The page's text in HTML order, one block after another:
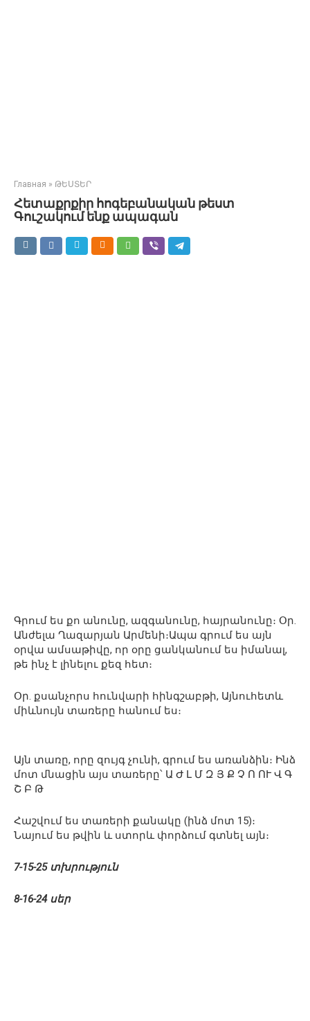
Главная » ԹԵՍՏԵՐ
Հետաքրքիր հոգեբանական թեստ
Գուշակում ենք ապագան
Գրում ես քո անունը, ազգանունը, հայրանունը։ Օր.
Անժելա Ղազարյան Արմենի։Ապա գրում ես այն
օրվա ամսաթիվը, որ օրը ցանկանում ես իմանալ,
թե ինչ է լինելու քեզ հետ։
Օր. քսանչորս հունվարի հինգշաբթի, Այնուհետև
միևնույն տառերը հանում ես։
Այն տառը, որը զույգ չունի, գրում ես առանձին։ Ինձ
մոտ մնացին այս տառերը՝ Ա Ժ Լ Մ Զ Յ Ք Չ Ո ՈՒ Վ Գ
Շ Բ Թ
Հաշվում ես տառերի քանակը (ինձ մոտ 15)։
Նայում ես թվին և ստորև փորձում գտնել այն։
7-15-25 տխրություն
8-16-24 սեր